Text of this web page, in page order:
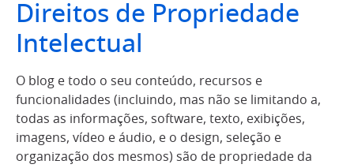
Direitos de Propriedade
Intelectual
O blog e todo o seu conteúdo, recursos e
funcionalidades (incluindo, mas não se limitando a,
todas as informações, software, texto, exibições,
imagens, vídeo e áudio, e o design, seleção e
organização dos mesmos) são de propriedade da